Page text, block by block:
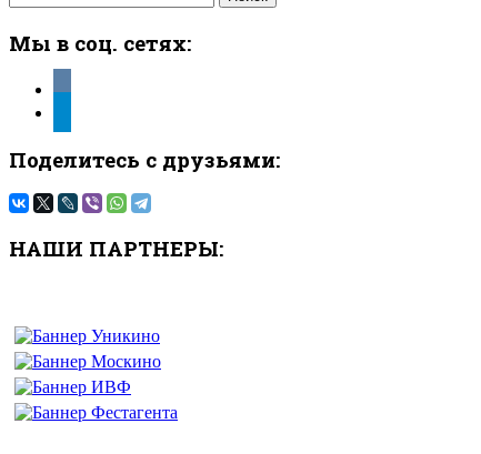
Мы в соц. сетях:
Поделитесь с друзьями:
НАШИ ПАРТНЕРЫ: